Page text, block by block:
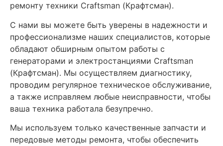
ремонту техники Craftsman (Крафтсман).
С нами вы можете быть уверены в надежности и
профессионализме наших специалистов, которые
обладают обширным опытом работы с
генераторами и электростанциями Craftsman
(Крафтсман). Мы осуществляем диагностику,
проводим регулярное техническое обслуживание,
а также исправляем любые неисправности, чтобы
ваша техника работала безупречно.
Мы используем только качественные запчасти и
передовые методы ремонта, чтобы обеспечить